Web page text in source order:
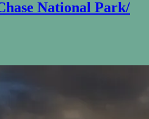
National Park/